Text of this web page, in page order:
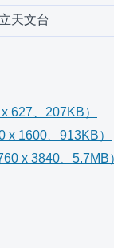
天文台
627、207KB）
x 1600、913KB）
x 3840、5.7MB